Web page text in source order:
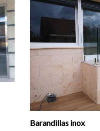
Barandillas inox